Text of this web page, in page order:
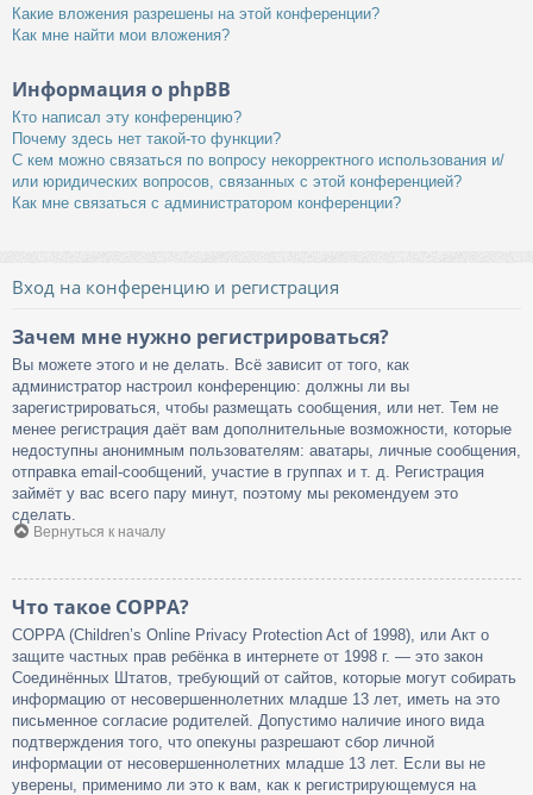
Какие вложения разрешены на этой конференции?
Как мне найти мои вложения?
Информация о phpBB
Кто написал эту конференцию?
Почему здесь нет такой-то функции?
С кем можно связаться по вопросу некорректного использования и/
или юридических вопросов, связанных с этой конференцией?
Как мне связаться с администратором конференции?
Вход на конференцию и регистрация
Зачем мне нужно регистрироваться?
Вы можете этого и не делать. Всё зависит от того, как
администратор настроил конференцию: должны ли вы
зарегистрироваться, чтобы размещать сообщения, или нет. Тем не
менее регистрация даёт вам дополнительные возможности, которые
недоступны анонимным пользователям: аватары, личные сообщения,
отправка email-сообщений, участие в группах и т. д. Регистрация
займёт у вас всего пару минут, поэтому мы рекомендуем это
сделать.
Вернуться к началу
Что такое COPPA?
COPPA (Children’s Online Privacy Protection Act of 1998), или Акт о
защите частных прав ребёнка в интернете от 1998 г. — это закон
Соединённых Штатов, требующий от сайтов, которые могут собирать
информацию от несовершеннолетних младше 13 лет, иметь на это
письменное согласие родителей. Допустимо наличие иного вида
подтверждения того, что опекуны разрешают сбор личной
информации от несовершеннолетних младше 13 лет. Если вы не
уверены, применимо ли это к вам, как к регистрирующемуся на